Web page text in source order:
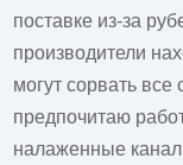
поставке из-за
производители
могут сорвать
предпочитаю
налаженные